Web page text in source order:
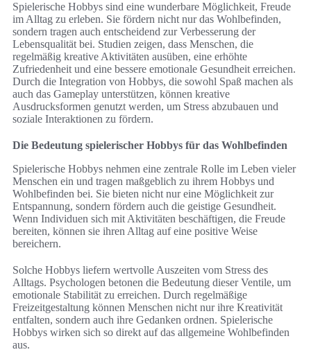
Spielerische Hobbys sind eine wunderbare Möglichkeit, Freude
im Alltag zu erleben. Sie fördern nicht nur das Wohlbefinden,
sondern tragen auch entscheidend zur Verbesserung der
Lebensqualität bei. Studien zeigen, dass Menschen, die
regelmäßig kreative Aktivitäten ausüben, eine erhöhte
Zufriedenheit und eine bessere emotionale Gesundheit erreichen.
Durch die Integration von Hobbys, die sowohl Spaß machen als
auch das Gameplay unterstützen, können kreative
Ausdrucksformen genutzt werden, um Stress abzubauen und
soziale Interaktionen zu fördern.
Die Bedeutung spielerischer Hobbys für das Wohlbefinden
Spielerische Hobbys nehmen eine zentrale Rolle im Leben vieler
Menschen ein und tragen maßgeblich zu ihrem Hobbys und
Wohlbefinden bei. Sie bieten nicht nur eine Möglichkeit zur
Entspannung, sondern fördern auch die geistige Gesundheit.
Wenn Individuen sich mit Aktivitäten beschäftigen, die Freude
bereiten, können sie ihren Alltag auf eine positive Weise
bereichern.
Solche Hobbys liefern wertvolle Auszeiten vom Stress des
Alltags. Psychologen betonen die Bedeutung dieser Ventile, um
emotionale Stabilität zu erreichen. Durch regelmäßige
Freizeitgestaltung können Menschen nicht nur ihre Kreativität
entfalten, sondern auch ihre Gedanken ordnen. Spielerische
Hobbys wirken sich so direkt auf das allgemeine Wohlbefinden
aus.